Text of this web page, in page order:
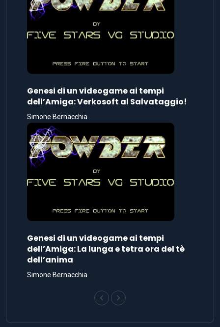
Genesi di un videogame ai tempi
dell’Amiga: Verkosoft al Salvataggio!
Simone Bernacchia
Genesi di un videogame ai tempi
dell’Amiga: La lunga e tetra ora del tè
dell’anima
Simone Bernacchia